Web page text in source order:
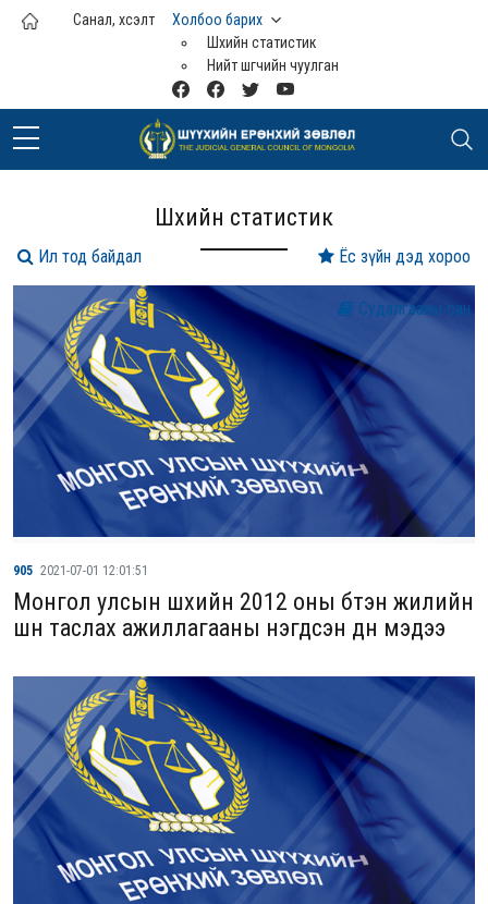
Үндсэн агуулга руу шилжих
Санал, хүсэлт
Холбоо барих
Шүүхийн статистик
Нийт шүүгчийн чуулган
Шүүхийн статистик
905 2021-07-01 12:01:51
Монгол улсын шүүхийн 2012 оны бүтэн жилийн
шүүн таслах ажиллагааны нэгдсэн дүн мэдээ
Судалгааны сан
Ёс зүйн дэд хороо
Ил тод байдал